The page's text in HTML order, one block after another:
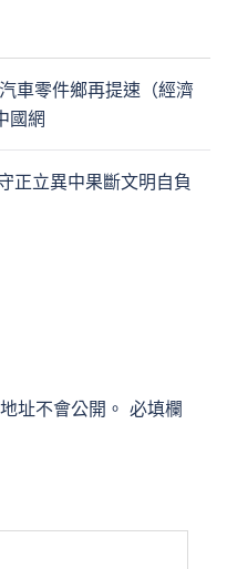
車零件鄉再提速（經濟
國網
正立異中果斷文明自負
址不會公開。 必填欄